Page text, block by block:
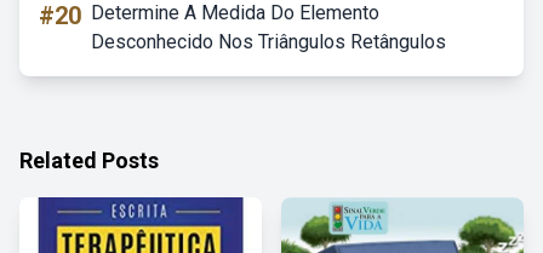
#20 Determine A Medida Do Elemento
Desconhecido Nos Triângulos Retângulos
Related Posts